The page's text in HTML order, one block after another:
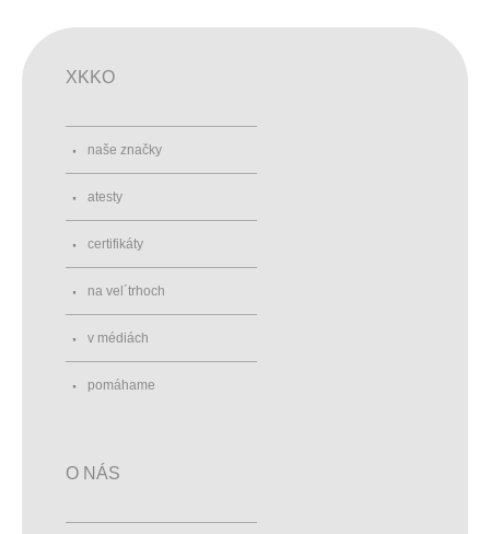
XKKO
naše značky
atesty
certifikáty
na vel´trhoch
v médiách
pomáhame
O NÁS